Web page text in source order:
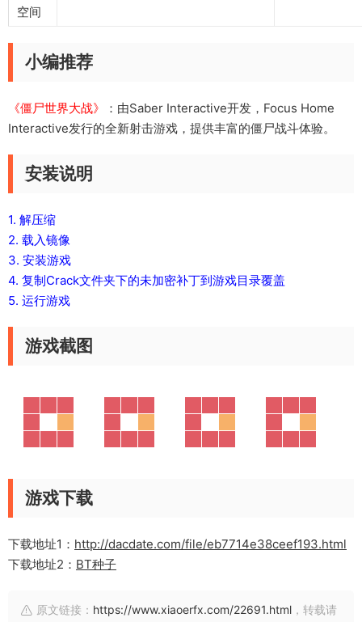
空间
小编推荐
《僵尸世界大战》
：由Saber Interactive开发，Focus Home
Interactive发行的全新射击游戏，提供丰富的僵尸战斗体验。
安装说明
1. 解压缩
2. 载入镜像
3. 安装游戏
4. 复制Crack文件夹下的未加密补丁到游戏目录覆盖
5. 运行游戏
游戏截图
游戏下载
下载地址1： http://dacdate.com/file/eb7714e38ceef193.html
下载地址2： BT种子
原文链接： https://www.xiaoerfx.com/22691.html ，转载请